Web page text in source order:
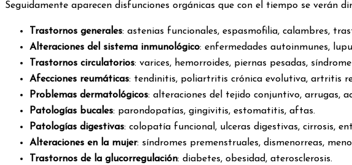
Seguidamente aparecen disfunciones orgánicas que con el tiempo se verán
Trastornos generales: astenias funcionales, espasmofilia, calambres,
Alteraciones del sistema inmunológico: enfermedades autoinmunes,
Trastornos circulatorios: varices, hemorroides, piernas pesadas,
Afecciones reumáticas: tendinitis, poliartritis crónica evolutiva, artritis
Problemas dermatológicos: alteraciones del tejido conjuntivo, arrugas,
Patologías bucales: parondopatías, gingivitis, estomatitis, aftas.
Patologías digestivas: colopatía funcional, ulceras digestivas, cirrosis,
Alteraciones en la mujer: síndromes premenstruales, dismenorreas,
Trastornos de la glucorregulación: diabetes, obesidad, aterosclerosis.